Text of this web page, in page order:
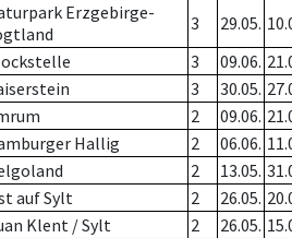
Erzgebirge-
3 29.05.
3 09.06.
3 30.05.
2 09.06.
Hallig 2 06.06.
2 13.05.
auf Sylt 2 26.05.
Klent / Sylt 2 26.05.